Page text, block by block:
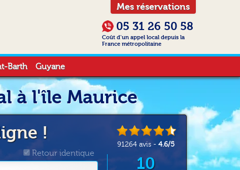
Mes réservations
05 31 26 50 58
Coût d’un appel local depuis la
France métropolitaine
Barth Guyane
à l'île Maurice
91264avis - 4.6/5
!
Retour identique
10